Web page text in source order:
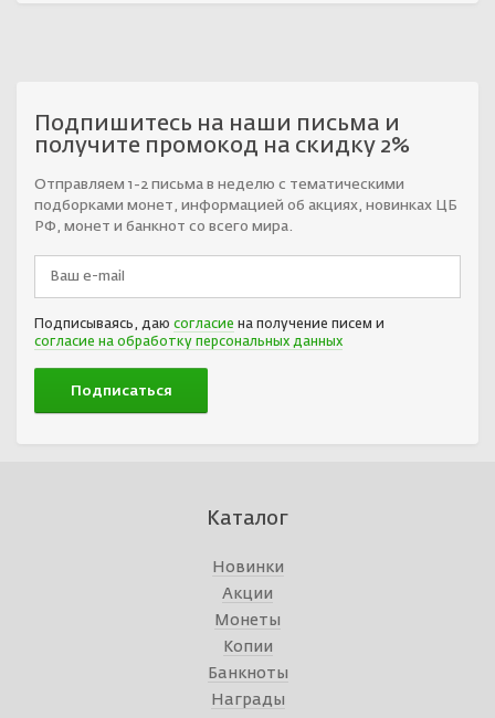
Подпишитесь на наши письма и
получите промокод на скидку 2%
Отправляем 1-2 письма в неделю с тематическими
подборками монет, информацией об акциях, новинках ЦБ
РФ, монет и банкнот со всего мира.
Подписываясь, даю согласие на получение писем и
согласие на обработку персональных данных
Каталог
Новинки
Акции
Монеты
Копии
Банкноты
Награды